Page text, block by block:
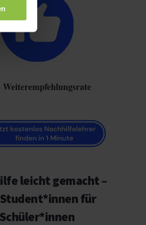
leicht gemacht –
für
Schüler*innen